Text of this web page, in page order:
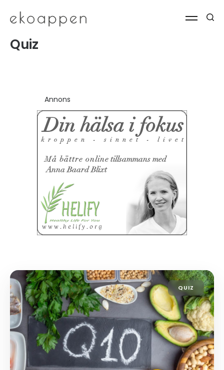
Quiz
Annons
QUIZ